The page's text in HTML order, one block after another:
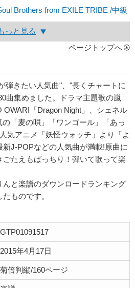
Brothers from EXILE TRIBE /中級
っと見る
ページトップへ
弾きたい人気曲"、"長くチャートに
曲集めました。ドラマ主題歌の嵐
OWARI「Dragon Night」、シェネル
の「麦の唄」「ワンゴール」「あっ
気アニメ「妖怪ウォッチ」より「よ
J-POPなどの人気曲が満載!原曲に
たえもばっちり！弾いて歌って楽
と楽譜のダウンロードランキング
ものです。
GTP01091517
2015年4月17日
菊倍判縦/160ページ